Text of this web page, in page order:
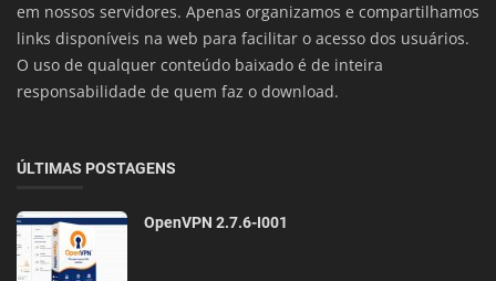
em nossos servidores. Apenas organizamos e compartilhamos
links disponíveis na web para facilitar o acesso dos usuários.
O uso de qualquer conteúdo baixado é de inteira
responsabilidade de quem faz o download.
ÚLTIMAS POSTAGENS
OpenVPN 2.7.6-I001